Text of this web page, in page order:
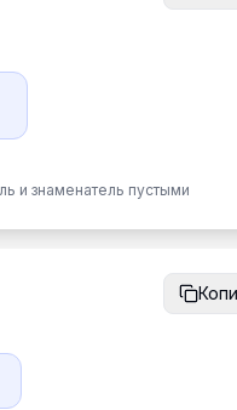
и знаменатель пустыми